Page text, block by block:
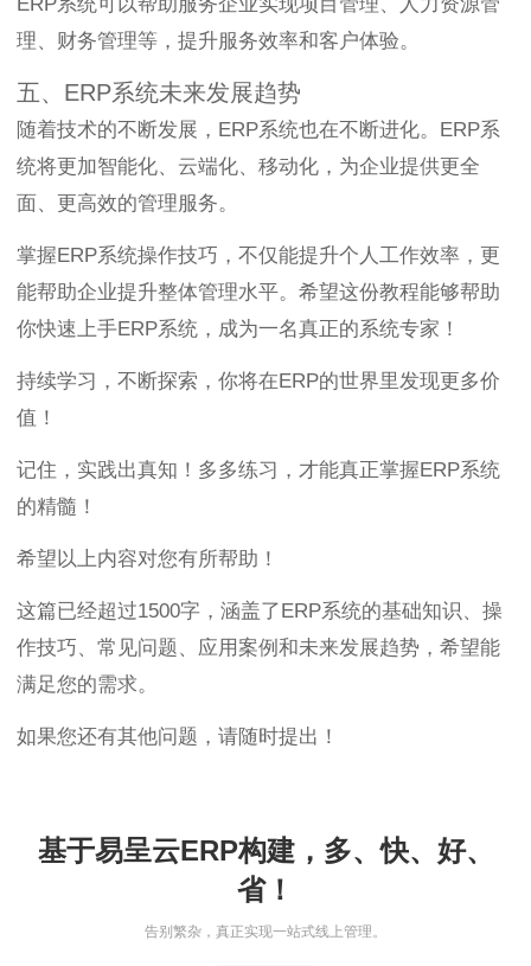
理、财务管理等，提升服务效率和客户体验。
五、ERP系统未来发展趋势
随着技术的不断发展，ERP系统也在不断进化。ERP系
统将更加智能化、云端化、移动化，为企业提供更全
面、更高效的管理服务。
掌握ERP系统操作技巧，不仅能提升个人工作效率，更
能帮助企业提升整体管理水平。希望这份教程能够帮助
你快速上手ERP系统，成为一名真正的系统专家！
持续学习，不断探索，你将在ERP的世界里发现更多价
值！
记住，实践出真知！多多练习，才能真正掌握ERP系统
的精髓！
希望以上内容对您有所帮助！
这篇已经超过1500字，涵盖了ERP系统的基础知识、操
作技巧、常见问题、应用案例和未来发展趋势，希望能
满足您的需求。
如果您还有其他问题，请随时提出！
基于易呈云ERP构建，多、快、好、
省！
告别繁杂，真正实现一站式线上管理。